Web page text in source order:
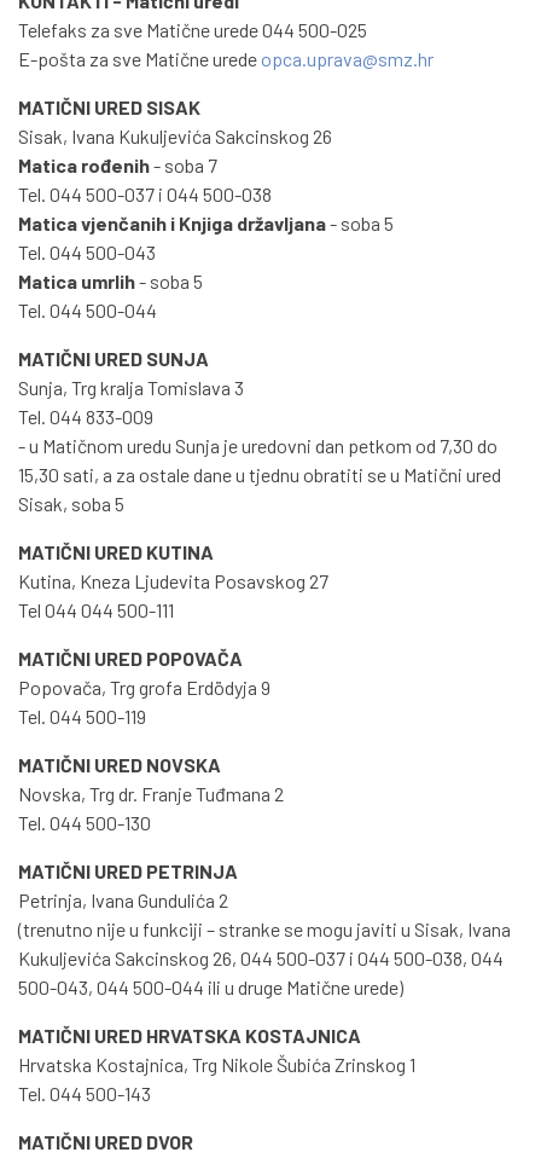
Telefaks za sve Matične urede 044 500-025
E-pošta za sve Matične urede opca.uprava@smz.hr
MATIČNI URED SISAK
Sisak, Ivana Kukuljevića Sakcinskog 26
Matica rođenih- soba 7
Tel. 044 500-037 i 044 500-038
Matica vjenčanih i Knjiga državljana- soba 5
Tel. 044 500-043
Matica umrlih- soba 5
Tel. 044 500-044
MATIČNI URED SUNJA
Sunja, Trg kralja Tomislava 3
Tel. 044 833-009
- u Matičnom uredu Sunja je uredovni dan petkom od 7,30 do
15,30 sati, a za ostale dane u tjednu obratiti se u Matični ured
Sisak, soba 5
MATIČNI URED KUTINA
Kutina, Kneza Ljudevita Posavskog 27
Tel 044 044 500-111
MATIČNI URED POPOVAČA
Popovača, Trg grofa Erdödyja 9
Tel. 044 500-119
MATIČNI URED NOVSKA
Novska, Trg dr. Franje Tuđmana 2
Tel. 044 500-130
MATIČNI URED PETRINJA
Petrinja, Ivana Gundulića 2
(trenutno nije u funkciji – stranke se mogu javiti u Sisak, Ivana
Kukuljevića Sakcinskog 26, 044 500-037 i 044 500-038, 044
500-043, 044 500-044 ili u druge Matične urede)
MATIČNI URED HRVATSKA KOSTAJNICA
Hrvatska Kostajnica, Trg Nikole Šubića Zrinskog 1
Tel. 044 500-143
MATIČNI URED DVOR